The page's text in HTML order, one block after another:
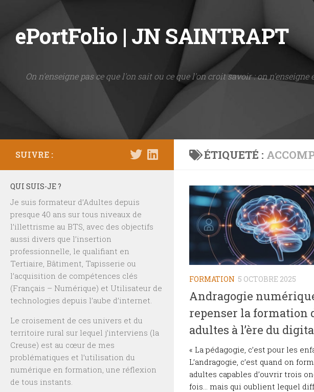
Skip to content
ePortFolio | JN SAINTRAPT
On n'enseigne pas ce que l'on sait ou ce que l'on croit savoir : on n'enseigne
ÉTIQUETÉ :
FORMATION 5 OCTOBRE 2025
Andragogie
repenser la formation
adultes à l’ère du
« La pédagogie, c’est pour les
L’andragogie, c’est quand on
adultes capables d’ouvrir trois
fois… mais qui oublient lequel
SUIVRE :
QUI SUIS-JE ?
Je suis formateur d’Adultes depuis
presque 40 ans sur tous niveaux de
l’illettrisme au BTS, avec des objectifs
aussi divers que l’insertion
professionnelle, le qualifiant en
Tertiaire, Bâtiment, Tapisserie ou
l’acquisition de compétences clés
(Français – Numérique) et Utilisateur de
technologies depuis l’aube d’internet.
Le croisement de ces univers et du
territoire rural sur lequel j’interviens (la
Creuse) est au cœur de mes
problématiques et l’utilisation du
numérique en formation, une réflexion
de tous instants.